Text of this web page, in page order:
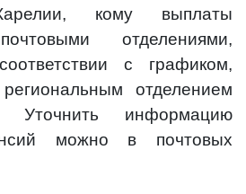
кому выплаты
отделениями,
с графиком,
отделением
Уточнить информацию
можно в почтовых